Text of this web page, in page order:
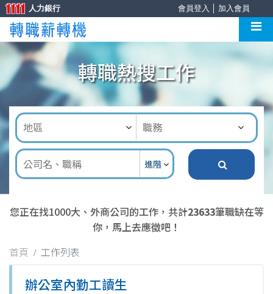
會員登入 加入會員
人力銀行
轉職熱搜工作
進階
您正在找1000大、外商公司的工作，共計23633筆職缺在等
你，馬上去應徵吧！
首頁
工作列表
辦公室內勤工讀生